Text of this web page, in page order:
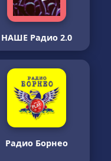
НАШЕ Радио 2.0
Радио Борнео